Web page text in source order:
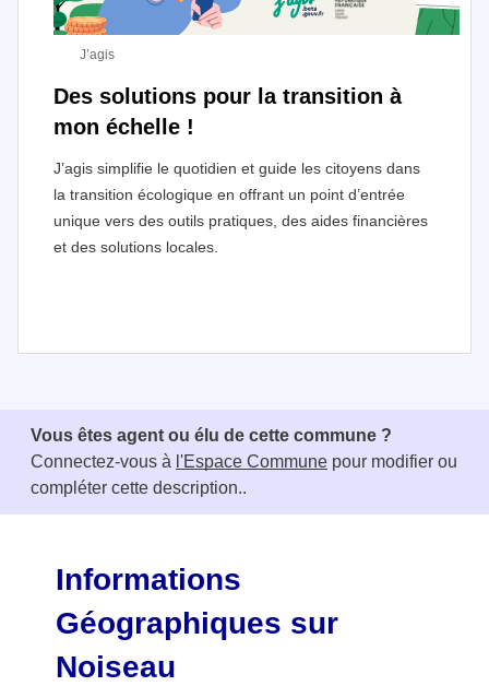
Des solutions pour la transition à
mon échelle !
J’agis simplifie le quotidien et guide les citoyens dans
la transition écologique en offrant un point d’entrée
unique vers des outils pratiques, des aides financières
et des solutions locales.
J’agis
Vous êtes agent ou élu de cette commune ?
Connectez-vous à l'Espace Commune pour modifier ou
compléter cette description..
Informations
Géographiques sur
Noiseau